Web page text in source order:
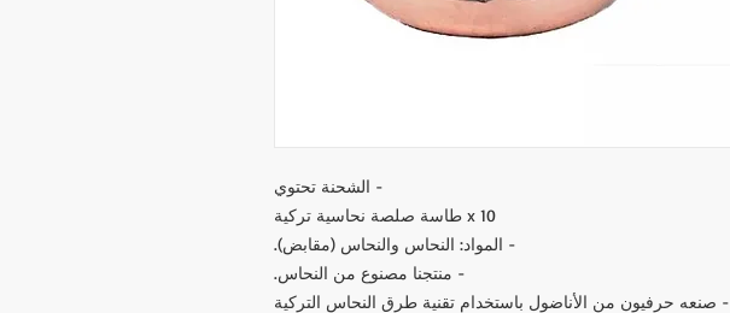
- الشحنة تحتوي
10 x طاسة صلصة نحاسية تركية
- المواد: النحاس والنحاس (مقابض).
- منتجنا مصنوع من النحاس.
- صنعه حرفيون من الأناضول باستخدام تقنية طرق النحاس التركية